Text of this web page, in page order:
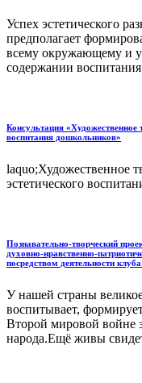
Успех эстетического
предполагает
всему окружающему и
содержании
Консультация «Художественное
воспитания дошкольников»
laquo;Художественное
эстетического
Познавательно-творческий
духовно-нравственно-
посредством деятельности
У нашей страны
воспитывает,
Второй мировой войне
народа.Ещё живы